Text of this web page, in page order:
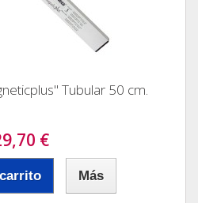
Tubular 50 cm.
€
Más